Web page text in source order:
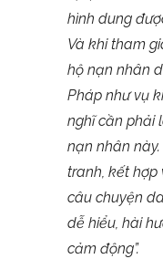
hình dung
Và khi tham
hộ nạn nhân
Pháp như vụ
nghĩ cần phải
nạn nhân
tranh, kết hợp
câu chuyện
dễ hiểu, hài
cảm động”.